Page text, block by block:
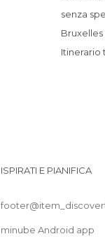
Mostre
Musei a
Negozi
Stadi a
Stazioni
Stazioni
senza
Itinerario
ISPIRATI E PIANIFICA
minube Android app